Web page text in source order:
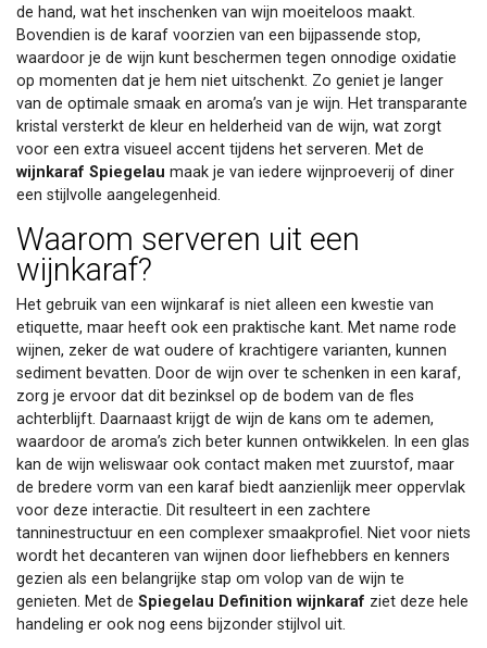
de hand, wat het inschenken van wijn moeiteloos maakt.
Bovendien is de karaf voorzien van een bijpassende stop,
waardoor je de wijn kunt beschermen tegen onnodige oxidatie
op momenten dat je hem niet uitschenkt. Zo geniet je langer
van de optimale smaak en aroma’s van je wijn. Het transparante
kristal versterkt de kleur en helderheid van de wijn, wat zorgt
voor een extra visueel accent tijdens het serveren. Met de
wijnkaraf Spiegelau maak je van iedere wijnproeverij of diner
een stijlvolle aangelegenheid.
Waarom serveren uit een
wijnkaraf?
Het gebruik van een wijnkaraf is niet alleen een kwestie van
etiquette, maar heeft ook een praktische kant. Met name rode
wijnen, zeker de wat oudere of krachtigere varianten, kunnen
sediment bevatten. Door de wijn over te schenken in een karaf,
zorg je ervoor dat dit bezinksel op de bodem van de fles
achterblijft. Daarnaast krijgt de wijn de kans om te ademen,
waardoor de aroma’s zich beter kunnen ontwikkelen. In een glas
kan de wijn weliswaar ook contact maken met zuurstof, maar
de bredere vorm van een karaf biedt aanzienlijk meer oppervlak
voor deze interactie. Dit resulteert in een zachtere
tanninestructuur en een complexer smaakprofiel. Niet voor niets
wordt het decanteren van wijnen door liefhebbers en kenners
gezien als een belangrijke stap om volop van de wijn te
genieten. Met de Spiegelau Definition wijnkaraf ziet deze hele
handeling er ook nog eens bijzonder stijlvol uit.